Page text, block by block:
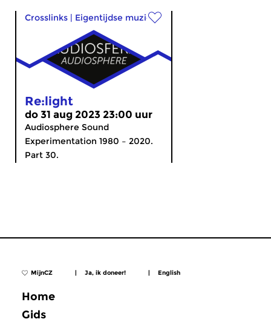
Crosslinks | Eigentijdse muziek
Re:light
do 31 aug 2023 23:00 uur
Audiosphere Sound
Experimentation 1980 – 2020.
Part 30.
MijnCZ | Ja, ik doneer! | English
Home
Gids